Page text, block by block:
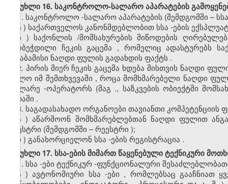
მუხლი 16. საკონტროლო-სალარო აპარატების
1. საკონტროლო -სალარო აპარატების (შემდგომში – სსა
ა ) საქართველოს კანონმდებლობით სსა -ების
ბ ) საქონლის /მომსახურების მიწოდების
ამობეჭდილი ჩეკის გაცემა , რომელიც ადასტურებს
შესაბამისი ნაღდი ფულის გადახდის ფაქტს .
2. პირის მიერ ჩეკის გაცემა ხდება მისთვის ნაღდი
ხოლო იმ შემთხვევაში ,როცა მომხმარებელი ნაღდი
მოლარე -ოპერატორს (მაგ ., საზკვების ობიექტში
ვადაში .
3. საგადასახადო ორგანოები თავიანთი კომპეტენციის
ა )აწარმოონ მომხმარებლებთან ნაღდი ფულით
რეესტრი (შემდგომში –რეესტრი );
ბ ) განახორციელონ სსა -ების რეგისტრაცია .
მუხლი 17. სსა-ების მიმართ წაყენებული ტექნიკური
1. სსა -ები ტექნიკურ-ფუნქციონალური შესაძ
ა )ავტონომიური სსა -ები , რომლებსაც გააჩნიათ